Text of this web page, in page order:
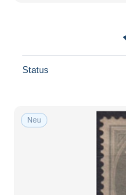
Status
Neu